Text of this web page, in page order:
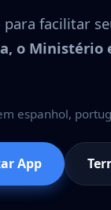
para facilitar
o Ministério
espanhol,
App